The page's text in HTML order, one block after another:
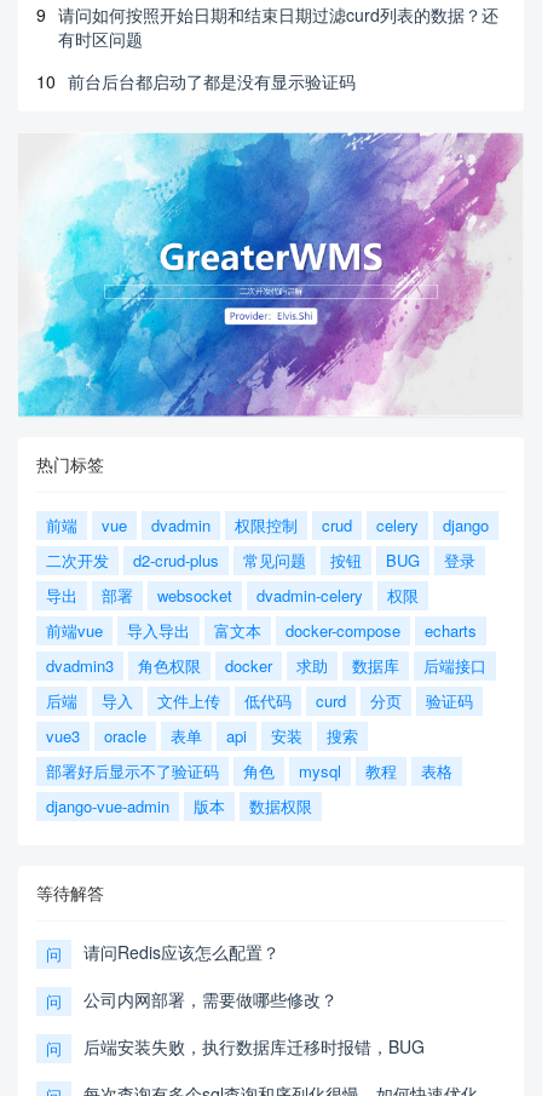
9 请问如何按照开始日期和结束日期过滤curd列表的数据？还
有时区问题
10 前台后台都启动了都是没有显示验证码
热门标签
前端 vue dvadmin 权限控制 crud celery
django
二次开发
d2-crud-plus 常见问题 按钮 BUG
登录
导出
部署 websocket dvadmin-celery
权限
前端vue
导入导出 富文本 docker-compose
echarts
dvadmin3
角色权限 docker 求助 数据库
后端接口
后端
导入 文件上传 低代码 curd 分页
验证码
vue3
oracle 表单 api 安装
搜索
部署好后显示不了验证码
角色 mysql 教程
表格
django-vue-admin
版本 数据权限
等待解答
问 请问Redis应该怎么配置？
问 公司内网部署，需要做哪些修改？
问 后端安装失败，执行数据库迁移时报错，BUG